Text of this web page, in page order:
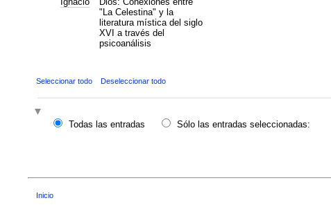
"La Celestina" y la
literatura mística del siglo
XVI a través del
psicoanálisis
Seleccionar todo Deseleccionar todo
Todas las entradas
Sólo las entradas seleccionadas:
Inicio